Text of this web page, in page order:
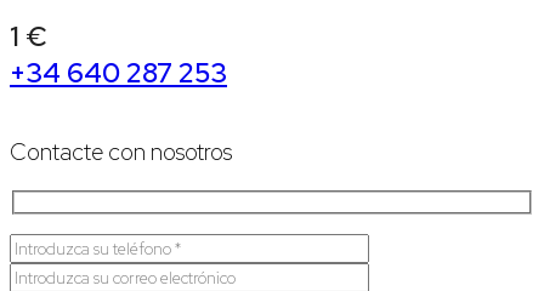
1 €
+34 640 287 253
Contacte con nosotros